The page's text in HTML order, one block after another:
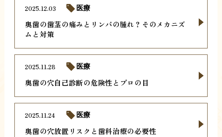
奥歯の歯茎の痛みとリンパの腫れ？そのメカニズ
ムと対策
2025.12.03 医療
奥歯の穴自己診断の危険性とプロの目
2025.11.28 医療
奥歯の穴放置リスクと歯科治療の必要性
2025.11.24 医療